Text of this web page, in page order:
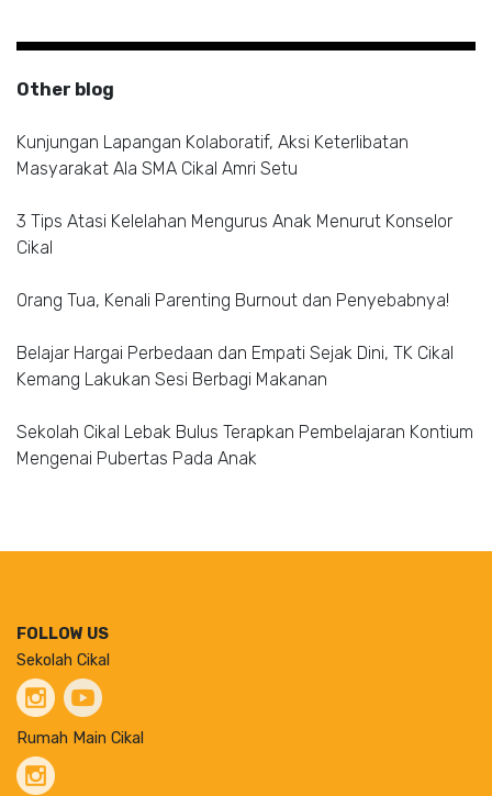
Other blog
Kunjungan Lapangan Kolaboratif, Aksi Keterlibatan
Masyarakat Ala SMA Cikal Amri Setu
3 Tips Atasi Kelelahan Mengurus Anak Menurut Konselor
Cikal
Orang Tua, Kenali Parenting Burnout dan Penyebabnya!
Belajar Hargai Perbedaan dan Empati Sejak Dini, TK Cikal
Kemang Lakukan Sesi Berbagi Makanan
Sekolah Cikal Lebak Bulus Terapkan Pembelajaran Kontium
Mengenai Pubertas Pada Anak
FOLLOW US
Sekolah Cikal
Rumah Main Cikal